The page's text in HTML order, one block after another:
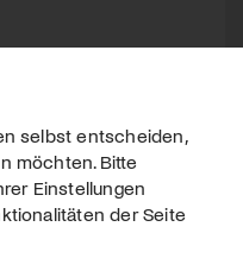
selbst entscheiden,
möchten. Bitte
Einstellungen
der Seite